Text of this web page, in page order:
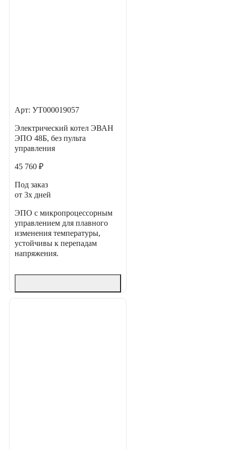
Арт: УТ000019057
Электрический котел ЭВАН
ЭПО 48Б, без пульта
управления
45 760 ₽
Под заказ
от 3х дней
ЭПО с микропроцессорным
управлением для плавного
изменения температуры,
устойчивы к перепадам
напряжения.